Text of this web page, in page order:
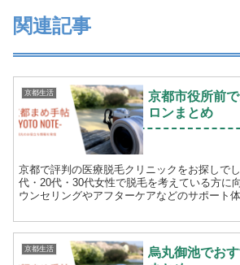
関連記事
京都生活
京都市役所前
ロンまとめ
京都で評判の医療脱毛クリニックをお探しでしょうか
代・20代・30代女性で脱毛を考えている方に
ウンセリングやアフターケアなどのサポート
京都生活
烏丸御池でお